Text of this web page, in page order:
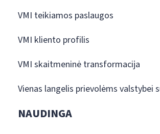
VMI teikiamos paslaugos
VMI kliento profilis
VMI skaitmeninė transformacija
Vienas langelis prievolėms valstybei
NAUDINGA